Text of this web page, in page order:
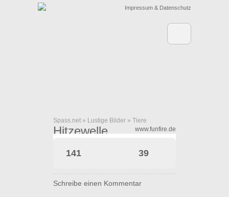
Impressum & Datenschutz
Spass.net » Lustige Bilder » Tiere
Hitzewelle www.funfire.de
141 39
Schreibe einen Kommentar